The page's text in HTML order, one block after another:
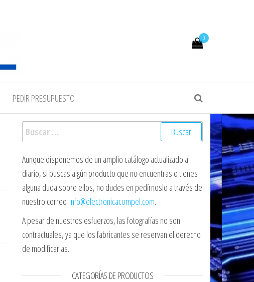
0
PEDIR PRESUPUESTO
Buscar:
Aunque disponemos de un amplio catálogo actualizado a
diario, si buscas algún producto que no encuentras o tienes
alguna duda sobre ellos, no dudes en pedírnoslo a través de
nuestro correo info@electronicacompel.com.
A pesar de nuestros esfuerzos, las fotografías no son
contractuales, ya que los fabricantes se reservan el derecho
de modificarlas.
CATEGORÍAS DE PRODUCTOS